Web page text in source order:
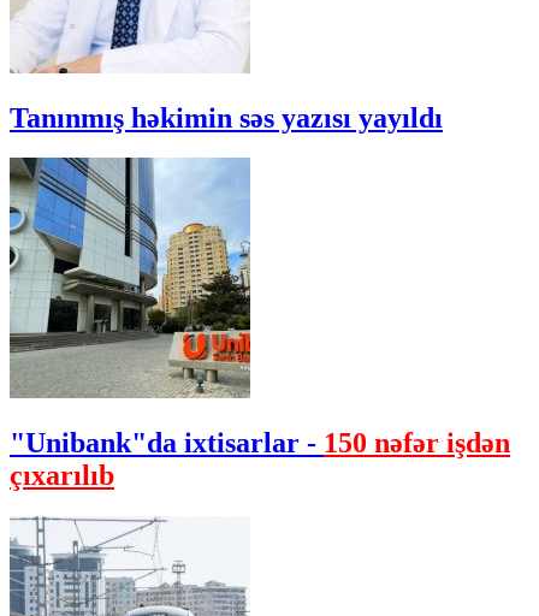
Tanınmış həkimin səs yazısı yayıldı
"Unibank"da ixtisarlar - 150 nəfər işdən
çıxarılıb